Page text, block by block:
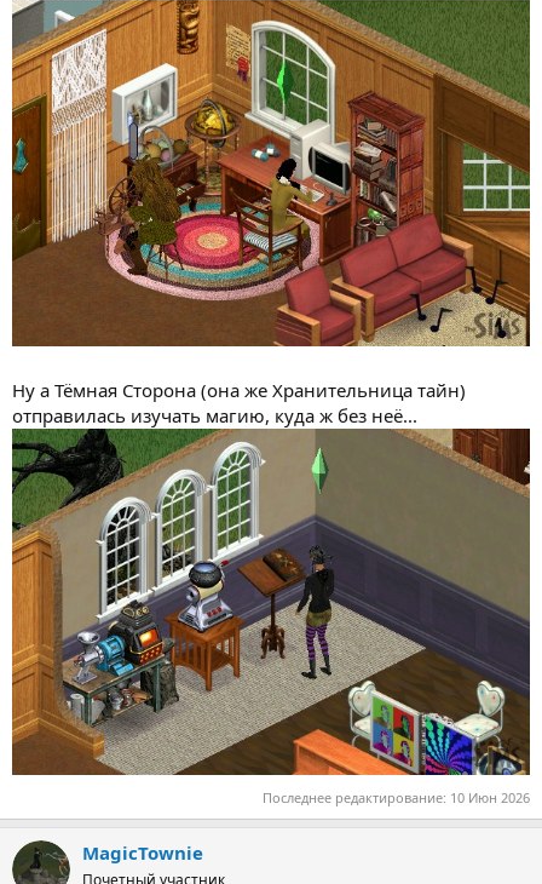
Ну а Тёмная Сторона (она же Хранительница тайн)
отправилась изучать магию, куда ж без неё...
Последнее редактирование: 10 Июн 2026
MagicTownie
Почетный участник